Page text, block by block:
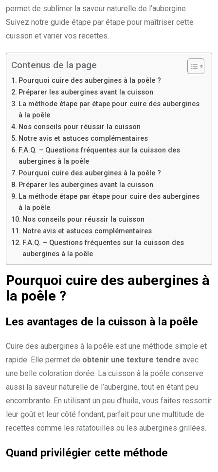
permet de sublimer la saveur naturelle de l’aubergine.
Suivez notre guide étape par étape pour maîtriser cette
cuisson et varier vos recettes.
Contenus de la page
Pourquoi cuire des aubergines à la poêle ?
Préparer les aubergines avant la cuisson
La méthode étape par étape pour cuire des aubergines
à la poêle
Nos conseils pour réussir la cuisson
Notre avis et astuces complémentaires
F.A.Q. – Questions fréquentes sur la cuisson des
aubergines à la poêle
Pourquoi cuire des aubergines à la poêle ?
Préparer les aubergines avant la cuisson
La méthode étape par étape pour cuire des aubergines
à la poêle
Nos conseils pour réussir la cuisson
Notre avis et astuces complémentaires
F.A.Q. – Questions fréquentes sur la cuisson des
aubergines à la poêle
Pourquoi cuire des aubergines à
la poêle ?
Les avantages de la cuisson à la poêle
Cuire des aubergines à la poêle est une méthode simple et
rapide. Elle permet de obtenir une texture tendre avec
une belle coloration dorée. La cuisson à la poêle conserve
aussi la saveur naturelle de l’aubergine, tout en étant peu
encombrante. En utilisant un peu d’huile, vous faites ressortir
leur goût et leur côté fondant, parfait pour une multitude de
recettes comme les ratatouilles ou les aubergines grillées.
Quand privilégier cette méthode